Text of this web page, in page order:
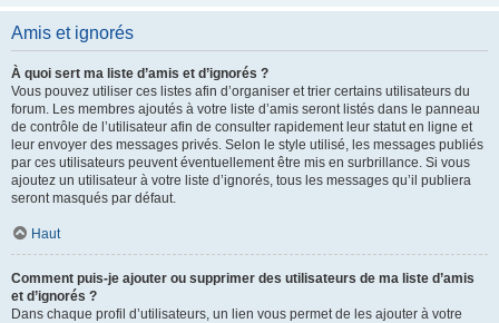
Amis et ignorés
À quoi sert ma liste d’amis et d’ignorés ?
Vous pouvez utiliser ces listes afin d’organiser et trier certains utilisateurs du
forum. Les membres ajoutés à votre liste d’amis seront listés dans le panneau
de contrôle de l’utilisateur afin de consulter rapidement leur statut en ligne et
leur envoyer des messages privés. Selon le style utilisé, les messages publiés
par ces utilisateurs peuvent éventuellement être mis en surbrillance. Si vous
ajoutez un utilisateur à votre liste d’ignorés, tous les messages qu’il publiera
seront masqués par défaut.
Haut
Comment puis-je ajouter ou supprimer des utilisateurs de ma liste d’amis
et d’ignorés ?
Dans chaque profil d’utilisateurs, un lien vous permet de les ajouter à votre